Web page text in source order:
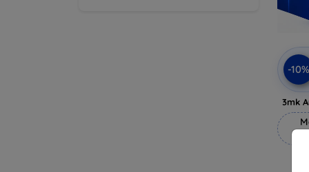
-10%
3mk